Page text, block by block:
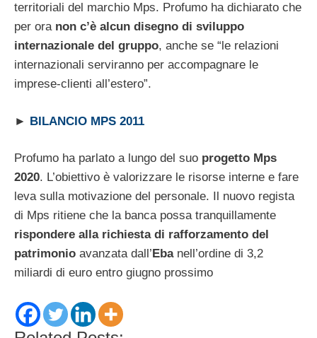
territoriali del marchio Mps. Profumo ha dichiarato che
per ora non c’è alcun disegno di sviluppo
internazionale del gruppo, anche se “le relazioni
internazionali serviranno per accompagnare le
imprese-clienti all’estero”.
► BILANCIO MPS 2011
Profumo ha parlato a lungo del suo progetto Mps
2020. L’obiettivo è valorizzare le risorse interne e fare
leva sulla motivazione del personale. Il nuovo regista
di Mps ritiene che la banca possa tranquillamente
rispondere alla richiesta di rafforzamento del
patrimonio avanzata dall’ Ebanell’ordine di 3,2
miliardi di euro entro giugno prossimo